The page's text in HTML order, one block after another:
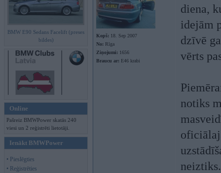
BMW E90 Sedans Facelift (preses
bildes)
Online
Pašreiz BMWPower skatās 240
viesi un 2 reģistrēti lietotāji.
Ienākt BMWPower
• Pieslēgties
• Reģistrēties
Kopš: 18. Sep 2007
No: Rīga
Ziņojumi: 1656
Braucu ar: E46 krabi
diena,
idejām
dzīvē
vērts
notiks